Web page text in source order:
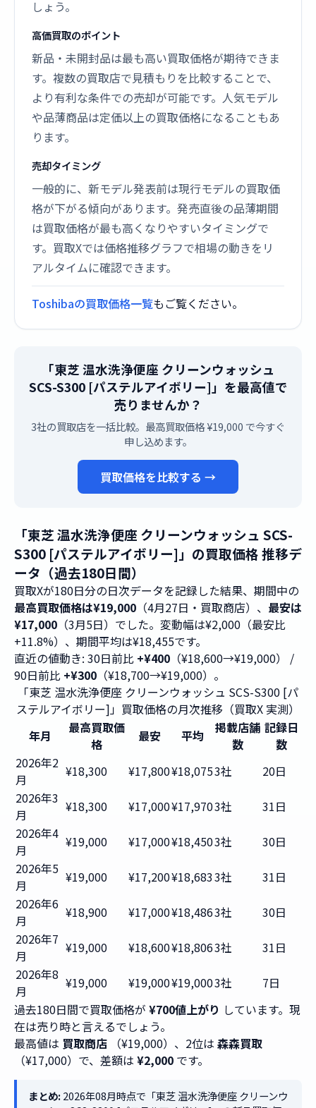
しょう。
高価買取のポイント
新品・未開封品は最も高い買取価格が期待できま
す。複数の買取店で見積もりを比較することで、
より有利な条件での売却が可能です。人気モデル
や品薄商品は定価以上の買取価格になることもあ
ります。
売却タイミング
一般的に、新モデル発表前は現行モデルの買取価
格が下がる傾向があります。発売直後の品薄期間
は買取価格が最も高くなりやすいタイミングで
す。買取Xでは価格推移グラフで相場の動きをリ
アルタイムに確認できます。
Toshibaの買取価格一覧もご覧ください。
「東芝 温水洗浄便座 クリーンウォッシュ
SCS-S300 [パステルアイボリー]」を最高値で
売りませんか？
3社の買取店を一括比較。最高買取価格 ¥19,000 で今すぐ
申し込めます。
買取価格を比較する →
「東芝 温水洗浄便座 クリーンウォッシュ SCS-
S300 [パステルアイボリー]」の買取価格 推移デ
ータ（過去180日間）
買取Xが180日分の日次データを記録した結果、期間中の
最高買取価格は¥19,000 （4月27日・買取商店）、 最安は
¥17,000 （3月5日）でした。変動幅は¥2,000（最安比
+11.8%）、期間平均は¥18,455です。
直近の値動き: 30日前比 +¥400 （¥18,600→¥19,000） /
90日前比 +¥300 （¥18,700→¥19,000）。
「東芝 温水洗浄便座 クリーンウォッシュ SCS-S300 [パ
ステルアイボリー]」買取価格の月次推移（買取X 実測）
年月
最高買取価
格
最安 平均
掲載店舗
数
記録日
数
2026年2
月
¥18,300 ¥17,800¥18,0753社
20日
2026年3
月
¥18,300 ¥17,000¥17,9703社
31日
2026年4
月
¥19,000 ¥17,000¥18,4503社
30日
2026年5
月
¥19,000 ¥17,200¥18,6833社
31日
2026年6
月
¥18,900 ¥17,000¥18,4863社
30日
2026年7
月
¥19,000 ¥18,600¥18,8063社
31日
2026年8
月
¥19,000 ¥19,000¥19,0003社
7日
過去180日間で買取価格が ¥700値上がり しています。現
在は売り時と言えるでしょう。
最高値は 買取商店 （¥19,000）、2位は 森森買取
（¥17,000）で、差額は ¥2,000 です。
まとめ:2026年08月時点で「東芝 温水洗浄便座 クリーンウ